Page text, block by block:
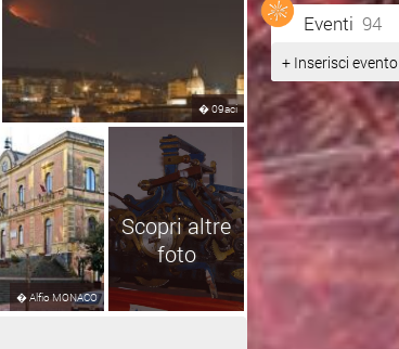
�09aci
�Alfio MONACO
Scopri altre
foto
Eventi94
+ Inserisci evento